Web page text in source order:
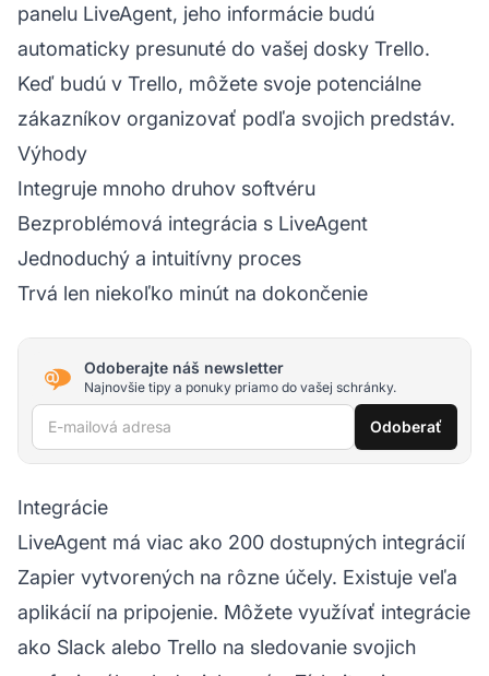
panelu LiveAgent, jeho informácie budú
automaticky presunuté do vašej dosky Trello.
Keď budú v Trello, môžete svoje potenciálne
zákazníkov organizovať podľa svojich predstáv.
Výhody
Integruje mnoho druhov softvéru
Bezproblémová integrácia s LiveAgent
Jednoduchý a intuitívny proces
Trvá len niekoľko minút na dokončenie
Odoberajte náš newsletter
Najnovšie tipy a ponuky priamo do vašej schránky.
E-mailová adresa Odoberať
Integrácie
LiveAgent má viac ako 200 dostupných integrácií
Zapier vytvorených na rôzne účely. Existuje veľa
aplikácií na pripojenie. Môžete využívať integrácie
ako Slack alebo Trello na sledovanie svojich